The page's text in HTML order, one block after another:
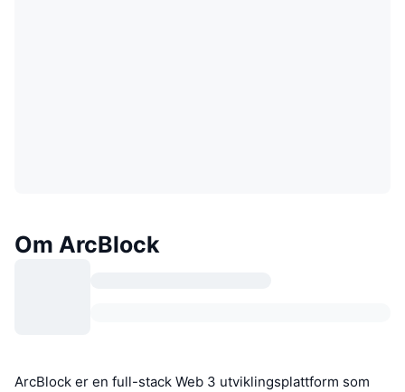
Om ArcBlock
ArcBlock er en full-stack Web 3 utviklingsplattform som